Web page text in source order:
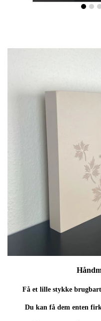
Få et lille stykke
Du kan få dem enten